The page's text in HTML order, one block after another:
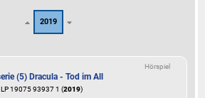
2019
Hörspiel
(5) Dracula - Tod im All
LP 19075 93937 1 (2019)